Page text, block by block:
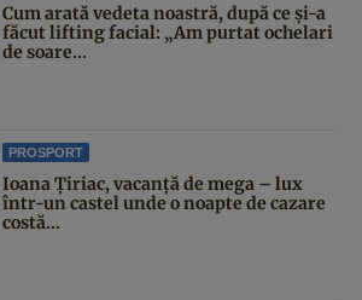
Cum arată vedeta noastră, după ce și-a
făcut lifting facial: „Am purtat ochelari
de soare...
PROSPORT
Ioana Țiriac, vacanță de mega – lux
într-un castel unde o noapte de cazare
costă...